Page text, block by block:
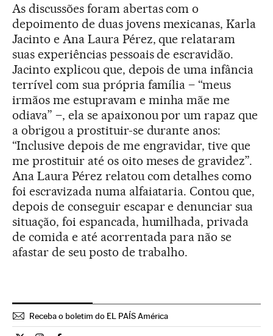
As discussões foram abertas com o
depoimento de duas jovens mexicanas, Karla
Jacinto e Ana Laura Pérez, que relataram
suas experiências pessoais de escravidão.
Jacinto explicou que, depois de uma infância
terrível com sua própria família – “meus
irmãos me estupravam e minha mãe me
odiava” –, ela se apaixonou por um rapaz que
a obrigou a prostituir-se durante anos:
“Inclusive depois de me engravidar, tive que
me prostituir até os oito meses de gravidez”.
Ana Laura Pérez relatou com detalhes como
foi escravizada numa alfaiataria. Contou que,
depois de conseguir escapar e denunciar sua
situação, foi espancada, humilhada, privada
de comida e até acorrentada para não se
afastar de seu posto de trabalho.
Receba o boletim do EL PAÍS América